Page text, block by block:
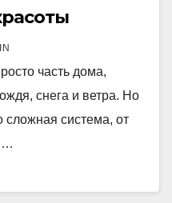
часть дома,
снега и ветра. Но
сложная система, от